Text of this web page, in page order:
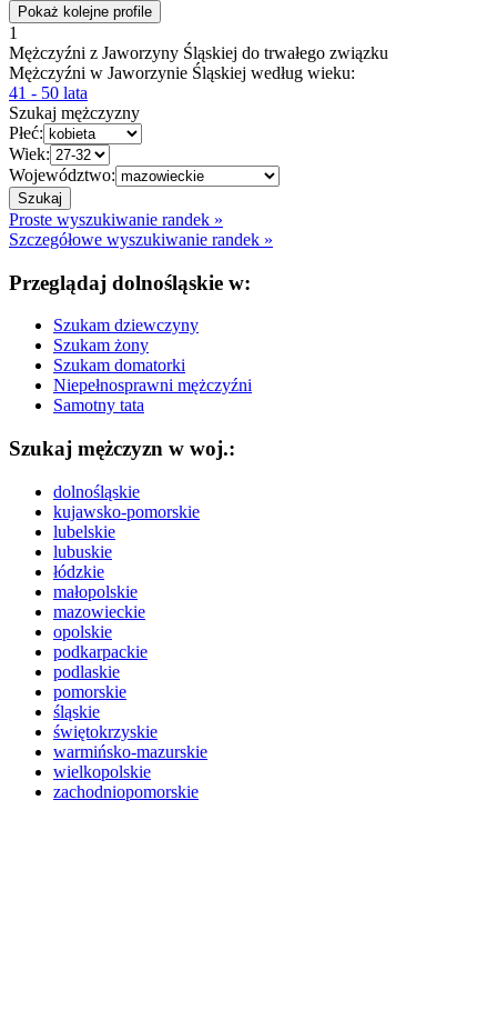
Pokaż kolejne profile
1
Mężczyźni z Jaworzyny Śląskiej do trwałego związku
Mężczyźni w Jaworzynie Śląskiej według wieku:
41 - 50 lata
Szukaj mężczyzny
Płeć:
Wiek:
Województwo:
Proste wyszukiwanie randek »
Szczegółowe wyszukiwanie randek »
Przeglądaj dolnośląskie w:
Szukam dziewczyny
Szukam żony
Szukam domatorki
Niepełnosprawni mężczyźni
Samotny tata
Szukaj mężczyzn w woj.:
dolnośląskie
kujawsko-pomorskie
lubelskie
lubuskie
łódzkie
małopolskie
mazowieckie
opolskie
podkarpackie
podlaskie
pomorskie
śląskie
świętokrzyskie
warmińsko-mazurskie
wielkopolskie
zachodniopomorskie